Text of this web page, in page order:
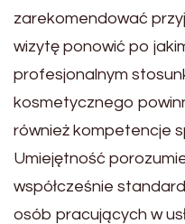
zarekomendować
wizytę ponowić po
profesjonalnym
kosmetycznego
również kompetencje
Umiejętność
współcześnie
osób pracujących w